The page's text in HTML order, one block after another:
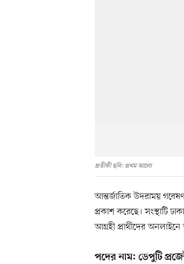
প্রতীকী ছবি: প্রথম আলো
আন্তর্জাতিক উদরাময়
প্রকাশ করেছে। সংস্থাটি
আগ্রহী প্রার্থীদের
পদের নাম: ডেপুটি